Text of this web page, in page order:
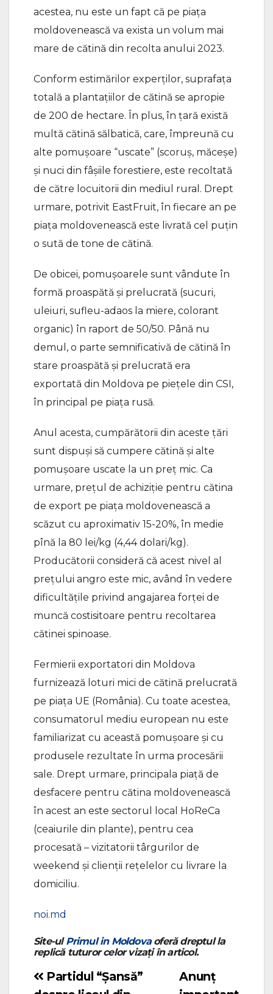
acestea, nu este un fapt că pe piața
moldovenească va exista un volum mai
mare de cătină din recolta anului 2023.
Conform estimărilor experților, suprafața
totală a plantațiilor de cătină se apropie
de 200 de hectare. În plus, în țară există
multă cătină sălbatică, care, împreună cu
alte pomușoare “uscate” (scoruș, măceșe)
și nuci din fâșiile forestiere, este recoltată
de către locuitorii din mediul rural. Drept
urmare, potrivit EastFruit, în fiecare an pe
piața moldovenească este livrată cel puțin
o sută de tone de cătină.
De obicei, pomușoarele sunt vândute în
formă proaspătă și prelucrată (sucuri,
uleiuri, sufleu-adaos la miere, colorant
organic) în raport de 50/50. Până nu
demul, o parte semnificativă de cătină în
stare proaspătă și prelucrată era
exportată din Moldova pe piețele din CSI,
în principal pe piața rusă.
Anul acesta, cumpărătorii din aceste țări
sunt dispuși să cumpere cătină și alte
pomușoare uscate la un preț mic. Ca
urmare, prețul de achiziție pentru cătina
de export pe piața moldovenească a
scăzut cu aproximativ 15-20%, în medie
pînă la 80 lei/kg (4,44 dolari/kg).
Producătorii consideră că acest nivel al
prețului angro este mic, având în vedere
dificultățile privind angajarea forței de
muncă costisitoare pentru recoltarea
cătinei spinoase.
Fermierii exportatori din Moldova
furnizează loturi mici de cătină prelucrată
pe piața UE (România). Cu toate acestea,
consumatorul mediu european nu este
familiarizat cu această pomușoare și cu
produsele rezultate în urma procesării
sale. Drept urmare, principala piață de
desfacere pentru cătina moldovenească
în acest an este sectorul local HoReCa
(ceaiurile din plante), pentru cea
procesată – vizitatorii târgurilor de
weekend și clienții rețelelor cu livrare la
domiciliu.
noi.md
Site-ulPrimul in Moldovaoferă dreptul la
replică tuturor celor vizați în articol.
Navigare
Anunț
Partidul “Șansă”